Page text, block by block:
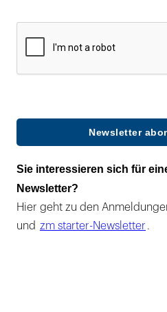
Newsletter
Sie interessieren sich für
Newsletter?
Hier geht zu den
und zm starter-Newsletter .